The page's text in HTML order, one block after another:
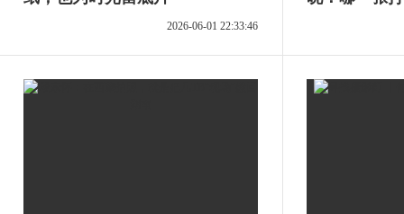
2026-06-01 22:33:46